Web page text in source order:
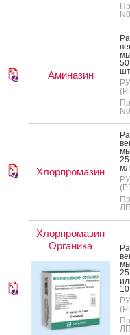
Аминазин
шт.
Хлорпромазин
Хлорпромазин
Органика